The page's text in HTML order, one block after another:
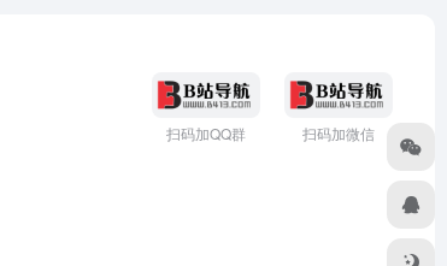
扫码加QQ群 扫码加微信